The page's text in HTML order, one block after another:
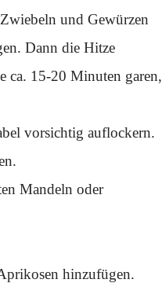
und Gewürzen
Dann die Hitze
ca. 15-20 Minuten garen,
vorsichtig auflockern.
Mandeln oder
hinzufügen.